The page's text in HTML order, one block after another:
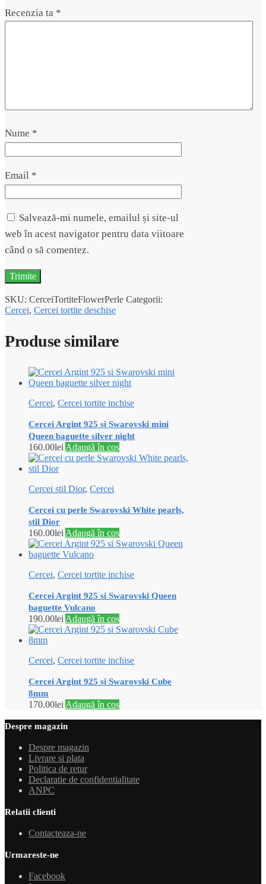
Recenzia ta *
Nume *
Email *
Salvează-mi numele, emailul și site-ul
web în acest navigator pentru data viitoare
când o să comentez.
SKU: CerceiTortiteFlowerPerle Categorii:
Cercei, Cercei tortite deschise
Produse similare
Cercei, Cercei tortite inchise
Cercei Argint 925 si Swarovski mini
Queen baguette silver night
160.00lei Adaugă în coș
Cercei stil Dior, Cercei
Cercei cu perle Swarovski White pearls,
stil Dior
160.00lei Adaugă în coș
Cercei, Cercei tortite inchise
Cercei Argint 925 si Swarovski Queen
baguette Vulcano
190.00lei Adaugă în coș
Cercei, Cercei tortite inchise
Cercei Argint 925 si Swarovski Cube
8mm
170.00lei Adaugă în coș
Despre magazin
Despre magazin
Livrare si plata
Politica de retur
Declaratie de confidentialitate
ANPC
Relatii clienti
Contacteaza-ne
Urmareste-ne
Facebook